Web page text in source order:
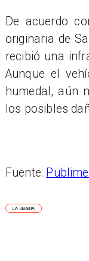
De acuerdo
originaria de
recibió una
Aunque el
humedal, aún
los posibles
Fuente:
LA SERENA